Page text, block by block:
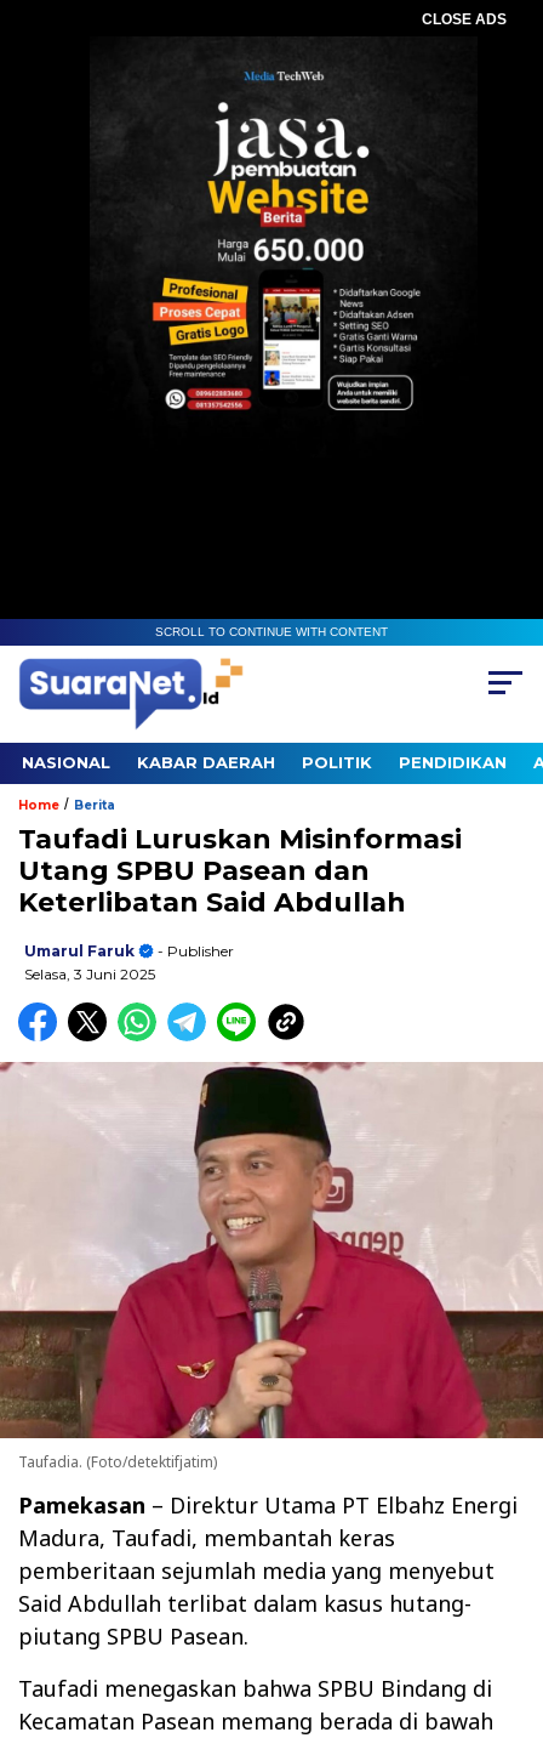
CLOSE ADS
SCROLL TO CONTINUE WITH CONTENT
NASIONAL KABAR DAERAH POLITIK PENDIDIKAN
Home / Berita
Taufadi Luruskan Misinformasi
Utang SPBU Pasean dan
Keterlibatan Said Abdullah
Umarul Faruk
- Publisher
Selasa, 3 Juni 2025
Taufadia. (Foto/detektifjatim)
Pamekasan – Direktur Utama PT Elbahz Energi
Madura, Taufadi, membantah keras
pemberitaan sejumlah media yang menyebut
Said Abdullah terlibat dalam kasus hutang-
piutang SPBU Pasean.
Taufadi menegaskan bahwa SPBU Bindang di
Kecamatan Pasean memang berada di bawah